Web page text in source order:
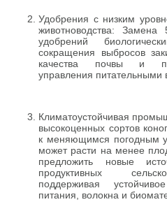
Удобрения с низким
животноводства: Замена
удобрений
сокращения выбросов
качества почвы и
управления питательными
Климатоустойчивая
высокоценных сортов
к меняющимся погодным
может расти на менее
предложить новые
продуктивных
поддерживая
питания, волокна и